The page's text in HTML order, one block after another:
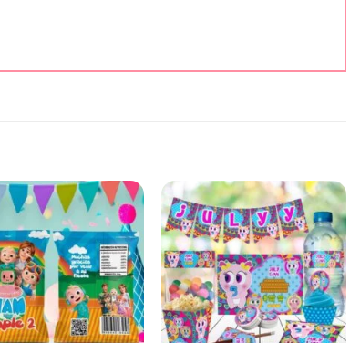
Añadir
a la
lista
de
deseos
Añadir
a la
lista
de
deseos